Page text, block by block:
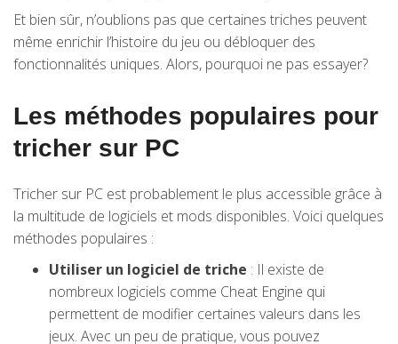
Et bien sûr, n’oublions pas que certaines triches peuvent
même enrichir l’histoire du jeu ou débloquer des
fonctionnalités uniques. Alors, pourquoi ne pas essayer?
Les méthodes populaires pour
tricher sur PC
Tricher sur PC est probablement le plus accessible grâce à
la multitude de logiciels et mods disponibles. Voici quelques
méthodes populaires :
Utiliser un logiciel de triche : Il existe de
nombreux logiciels comme Cheat Engine qui
permettent de modifier certaines valeurs dans les
jeux. Avec un peu de pratique, vous pouvez